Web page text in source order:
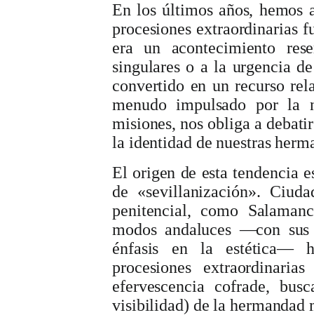
En los últimos años, hemos
procesiones extraordinarias
era un acontecimiento
singulares o a la urgencia
convertido en un recurso
menudo impulsado por la
misiones, nos obliga a
la identidad de nuestras
El origen de esta tendencia
de «sevillanización».
penitencial, como
modos andaluces —con
énfasis en la estética—
procesiones
efervescencia cofrade,
visibilidad) de la hermandad